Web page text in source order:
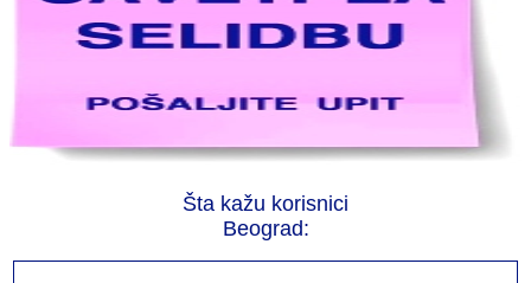
Šta kažu korisnici
Beograd:
Jelena sa Čukarice: Mogu da pohvalim sve radnike u firmi jer su
Milica iz Novog Beograda: Zahvaljujuću vašoj firmi. Istog dana
sam preselila sve stvari u moj novi stan. Hvala Vam puno